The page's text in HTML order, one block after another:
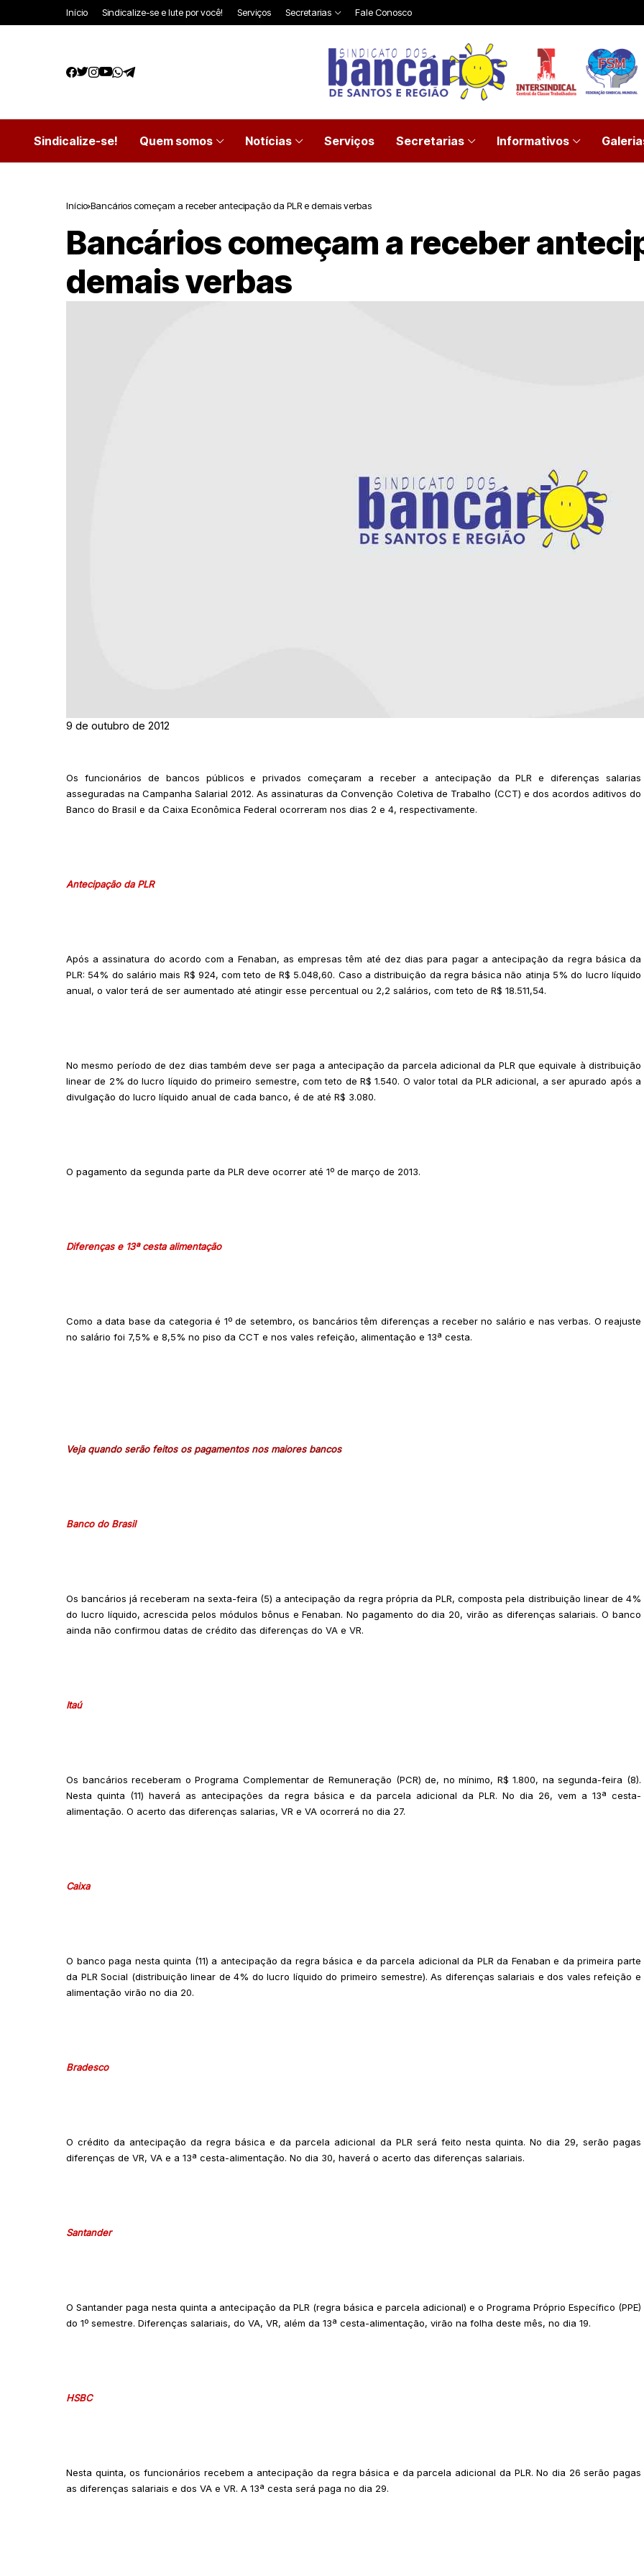
Início Sindicalize-se e lute por você! Serviços Secretarias Fale Conosco
Sindicalize-se! Quem somos Notícias Serviços Secretarias Informativos
Início Bancários começam a receber antecipação da PLR e demais verbas
Bancários começam a receber
demais verbas
9 de outubro de 2012
Os funcionários de bancos públicos e privados começaram a receber a antecipação da PLR e diferenças salarias
asseguradas na Campanha Salarial 2012. As assinaturas da Convenção Coletiva de Trabalho (CCT) e dos acordos aditivos do
Banco do Brasil e da Caixa Econômica Federal ocorreram nos dias 2 e 4, respectivamente.
Antecipação da PLR
Após a assinatura do acordo com a Fenaban, as empresas têm até dez dias para pagar a antecipação da regra básica da
PLR: 54% do salário mais R$ 924, com teto de R$ 5.048,60. Caso a distribuição da regra básica não atinja 5% do lucro líquido
anual, o valor terá de ser aumentado até atingir esse percentual ou 2,2 salários, com teto de R$ 18.511,54.
No mesmo período de dez dias também deve ser paga a antecipação da parcela adicional da PLR que equivale à distribuição
linear de 2% do lucro líquido do primeiro semestre, com teto de R$ 1.540. O valor total da PLR adicional, a ser apurado após a
divulgação do lucro líquido anual de cada banco, é de até R$ 3.080.
O pagamento da segunda parte da PLR deve ocorrer até 1º de março de 2013.
Diferenças e 13ª cesta alimentação
Como a data base da categoria é 1º de setembro, os bancários têm diferenças a receber no salário e nas verbas. O reajuste
no salário foi 7,5% e 8,5% no piso da CCT e nos vales refeição, alimentação e 13ª cesta.
Veja quando serão feitos os pagamentos nos maiores bancos
Banco do Brasil
Os bancários já receberam na sexta-feira (5) a antecipação da regra própria da PLR, composta pela distribuição linear de 4%
do lucro líquido, acrescida pelos módulos bônus e Fenaban. No pagamento do dia 20, virão as diferenças salariais. O banco
ainda não confirmou datas de crédito das diferenças do VA e VR.
Itaú
Os bancários receberam o Programa Complementar de Remuneração (PCR) de, no mínimo, R$ 1.800, na segunda-feira (8).
Nesta quinta (11) haverá as antecipações da regra básica e da parcela adicional da PLR. No dia 26, vem a 13ª cesta-
alimentação. O acerto das diferenças salarias, VR e VA ocorrerá no dia 27.
Caixa
O banco paga nesta quinta (11) a antecipação da regra básica e da parcela adicional da PLR da Fenaban e da primeira parte
da PLR Social (distribuição linear de 4% do lucro líquido do primeiro semestre). As diferenças salariais e dos vales refeição e
alimentação virão no dia 20.
Bradesco
O crédito da antecipação da regra básica e da parcela adicional da PLR será feito nesta quinta. No dia 29, serão pagas
diferenças de VR, VA e a 13ª cesta-alimentação. No dia 30, haverá o acerto das diferenças salariais.
Santander
O Santander paga nesta quinta a antecipação da PLR (regra básica e parcela adicional) e o Programa Próprio Específico (PPE)
do 1º semestre. Diferenças salariais, do VA, VR, além da 13ª cesta-alimentação, virão na folha deste mês, no dia 19.
HSBC
Nesta quinta, os funcionários recebem a antecipação da regra básica e da parcela adicional da PLR. No dia 26 serão pagas
as diferenças salariais e dos VA e VR. A 13ª cesta será paga no dia 29.